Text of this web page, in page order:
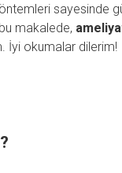
sayesinde
makalede,
İyi okumalar dilerim!